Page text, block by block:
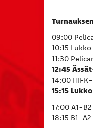
09:00
10:15
11:30
12:45
14:00 HIFK-
15:15
17:00 A1-B2
18:15 B1-A2